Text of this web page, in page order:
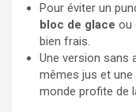
Pour éviter un
bloc de glace ou
bien frais.
Une version sans
mêmes jus et
monde profite de